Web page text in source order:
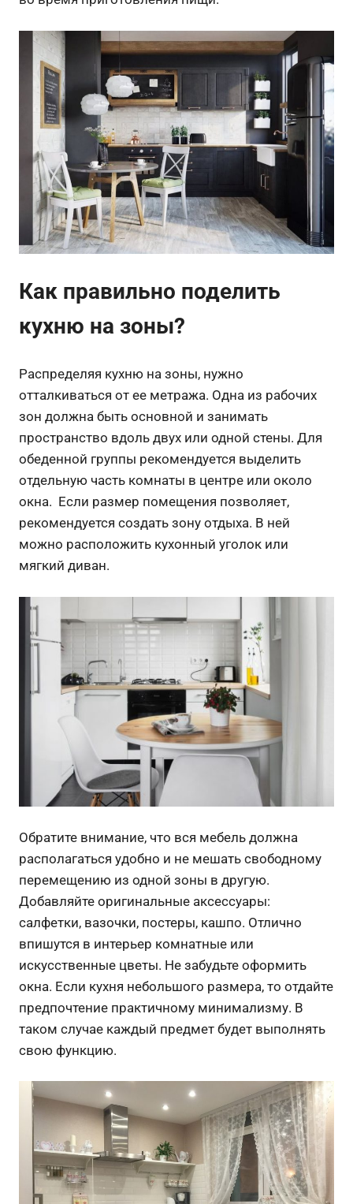
Как правильно поделить
кухню на зоны?
Распределяя кухню на зоны, нужно
отталкиваться от ее метража. Одна из рабочих
зон должна быть основной и занимать
пространство вдоль двух или одной стены. Для
обеденной группы рекомендуется выделить
отдельную часть комнаты в центре или около
окна. Если размер помещения позволяет,
рекомендуется создать зону отдыха. В ней
можно расположить кухонный уголок или
мягкий диван.
Обратите внимание, что вся мебель должна
располагаться удобно и не мешать свободному
перемещению из одной зоны в другую.
Добавляйте оригинальные аксессуары:
салфетки, вазочки, постеры, кашпо. Отлично
впишутся в интерьер комнатные или
искусственные цветы. Не забудьте оформить
окна. Если кухня небольшого размера, то отдайте
предпочтение практичному минимализму. В
таком случае каждый предмет будет выполнять
свою функцию.